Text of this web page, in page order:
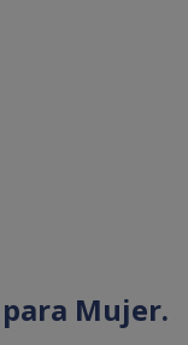
Mujer.